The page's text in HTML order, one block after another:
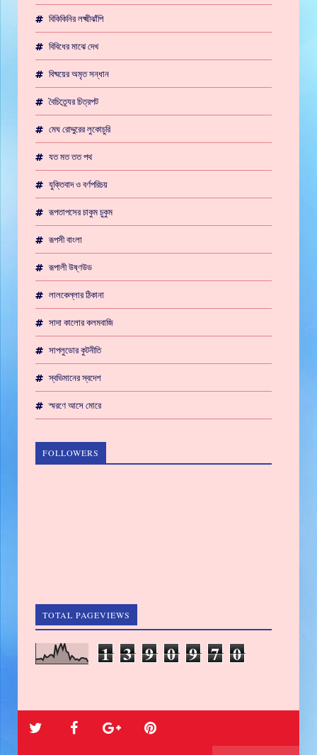
বিকিকিনির লক্ষ্মীঝাঁপি
বিবিধের মাঝে দেখ
বিষ্ময়ের অমৃত সন্ধান
বৈচিত্র্যের চিত্রপট
মেঘ রোদ্দুরের লুকোচুরি
যত মত তত পথ
যুক্তিবাদ ও বর্ণপরিচয়
রূপতাপসের চাকুম চুকুম
রূপসী বাংলা
রূপালী উষ্ণউড
লালকেল্লার ঠিকানা
সাদা কালোর কলমবাজি
সাপলুডোর কুটনীতি
স্বভিমানের স্বদেশ
স্মরণে আসে মোরে
FOLLOWERS
TOTAL PAGEVIEWS
1 3 9 0 9 7 0